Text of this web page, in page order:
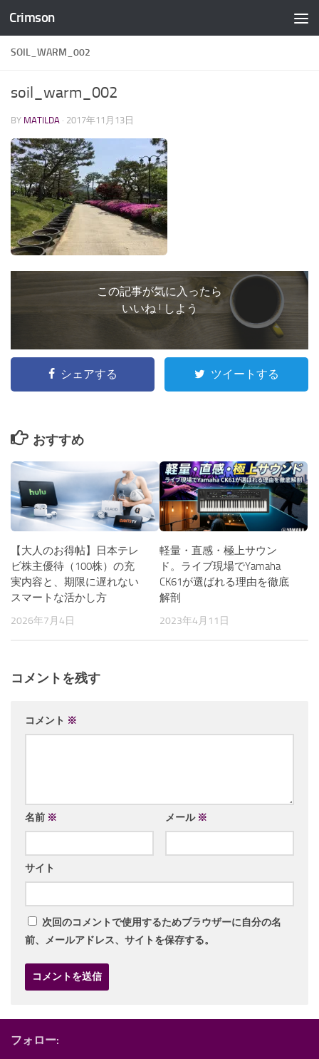
コンテンツへスキップ
Crimson
SOIL_WARM_002
soil_warm_002
BY MATILDA · 2017年11月13日
この記事が気に入ったら
いいね ! しよう
シェアする ツイートする
おすすめ
【大人のお得帖】日本テレ
ビ株主優待（100株）の充
実内容と、期限に遅れない
スマートな活かし方
2026年7月4日
軽量・直感・極上サウン
ド。ライブ現場でYamaha
CK61が選ばれる理由を徹底
解剖
2023年4月11日
コメントを残す
コメント ※
名前 ※ メール ※
サイト
次回のコメントで使用するためブラウザーに自分の名
前、メールアドレス、サイトを保存する。
フォロー: